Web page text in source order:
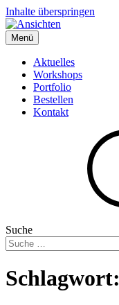
Inhalte überspringen
Ansichten
Boris' Fotografie-Blog
Menü
Aktuelles
Workshops
Portfolio
Bestellen
Kontakt
Suche
Schlagwort: